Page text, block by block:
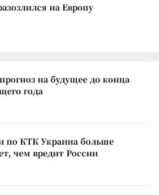
на Европу
на будущее до конца
года
по КТК Украина больше
чем вредит России